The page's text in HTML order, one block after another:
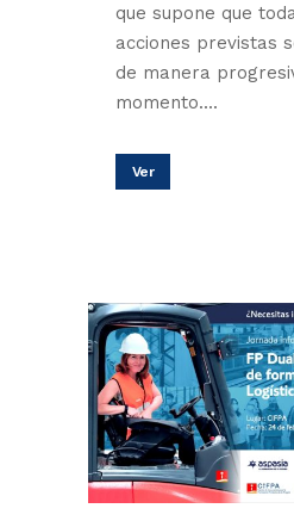
que supone que
acciones previstas
de manera
momento....
Ver